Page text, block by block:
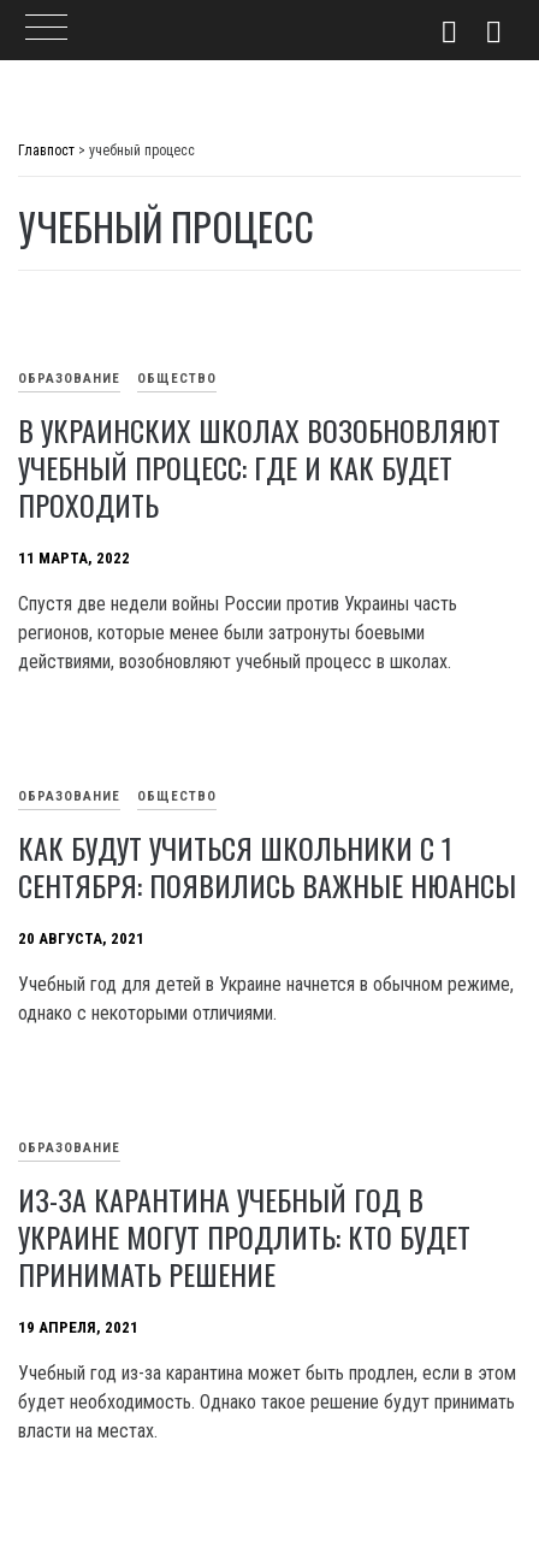
Главпост > учебный процесс
УЧЕБНЫЙ ПРОЦЕСС
ОБРАЗОВАНИЕ ОБЩЕСТВО
В УКРАИНСКИХ ШКОЛАХ ВОЗОБНОВЛЯЮТ
УЧЕБНЫЙ ПРОЦЕСС: ГДЕ И КАК БУДЕТ
ПРОХОДИТЬ
11 МАРТА, 2022
Спустя две недели войны России против Украины часть
регионов, которые менее были затронуты боевыми
действиями, возобновляют учебный процесс в школах.
ОБРАЗОВАНИЕ ОБЩЕСТВО
КАК БУДУТ УЧИТЬСЯ ШКОЛЬНИКИ С 1
СЕНТЯБРЯ: ПОЯВИЛИСЬ ВАЖНЫЕ НЮАНСЫ
20 АВГУСТА, 2021
Учебный год для детей в Украине начнется в обычном режиме,
однако с некоторыми отличиями.
ОБРАЗОВАНИЕ
ИЗ-ЗА КАРАНТИНА УЧЕБНЫЙ ГОД В
УКРАИНЕ МОГУТ ПРОДЛИТЬ: КТО БУДЕТ
ПРИНИМАТЬ РЕШЕНИЕ
19 АПРЕЛЯ, 2021
Учебный год из-за карантина может быть продлен, если в этом
будет необходимость. Однако такое решение будут принимать
власти на местах.